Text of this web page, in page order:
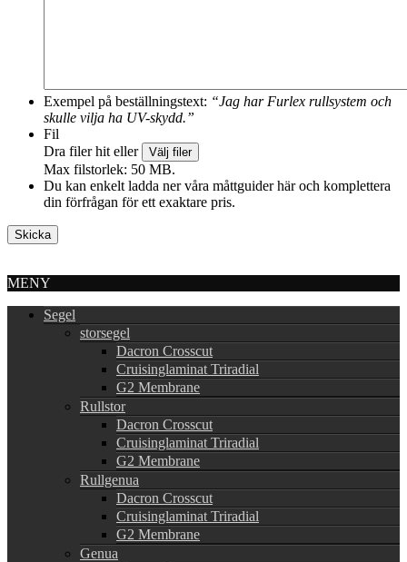
Exempel på beställningstext: “Jag har Furlex rullsystem och
skulle vilja ha UV-skydd.”
Fil
Dra filer hit eller
Välj filer
Max filstorlek: 50 MB.
Du kan enkelt ladda ner våra måttguider här och komplettera
din förfrågan för ett exaktare pris.
MENY
Segel
storsegel
Dacron Crosscut
Cruisinglaminat Triradial
G2 Membrane
Rullstor
Dacron Crosscut
Cruisinglaminat Triradial
G2 Membrane
Rullgenua
Dacron Crosscut
Cruisinglaminat Triradial
G2 Membrane
Genua